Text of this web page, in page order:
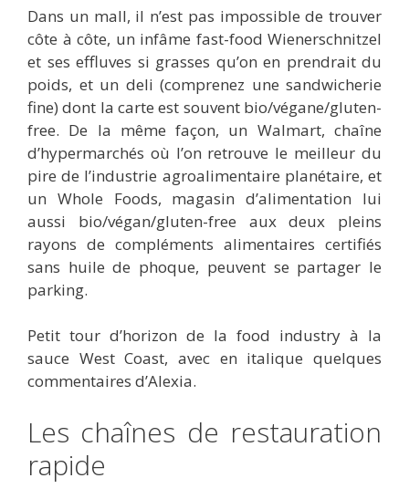
Dans un mall, il n’est pas impossible de trouver
côte à côte, un infâme fast-food Wienerschnitzel
et ses effluves si grasses qu’on en prendrait du
poids, et un deli (comprenez une sandwicherie
fine) dont la carte est souvent bio/végane/gluten-
free. De la même façon, un Walmart, chaîne
d’hypermarchés où l’on retrouve le meilleur du
pire de l’industrie agroalimentaire planétaire, et
un Whole Foods, magasin d’alimentation lui
aussi bio/végan/gluten-free aux deux pleins
rayons de compléments alimentaires certifiés
sans huile de phoque, peuvent se partager le
parking.
Petit tour d’horizon de la food industry à la
sauce West Coast, avec en italique quelques
commentaires d’Alexia.
Les chaînes de restauration
rapide